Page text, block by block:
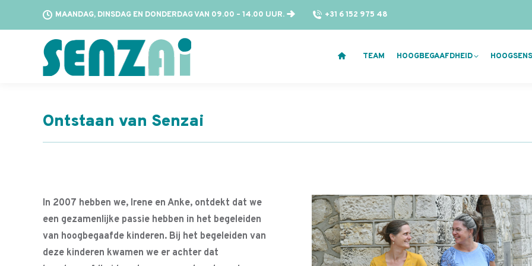
MAANDAG, DINSDAG EN DONDERDAG VAN 09.00 – 14.00 UUR. +31 6 152 975 48
TEAM HOOGBEGAAFDHEID
Ontstaan van Senzai
In 2007 hebben we, Irene en Anke, ontdekt dat we
een gezamenlijke passie hebben in het begeleiden
van hoogbegaafde kinderen. Bij het begeleiden van
deze kinderen kwamen we er achter dat